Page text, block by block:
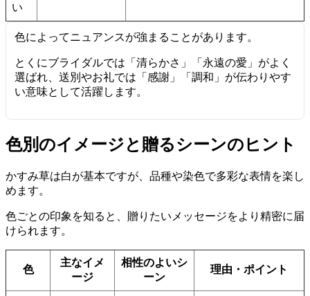
い
色によってニュアンスが強まることがあります。
とくにブライダルでは「清らかさ」「永遠の愛」がよく
選ばれ、送別やお礼では「感謝」「調和」が伝わりやす
い意味として活躍します。
色別のイメージと贈るシーンのヒント
かすみ草は白が基本ですが、品種や染色で多彩な表情を楽し
めます。
色ごとの印象を知ると、贈りたいメッセージをより精密に届
けられます。
色
主なイメ
ージ
相性のよいシ
ーン
理由・ポイント